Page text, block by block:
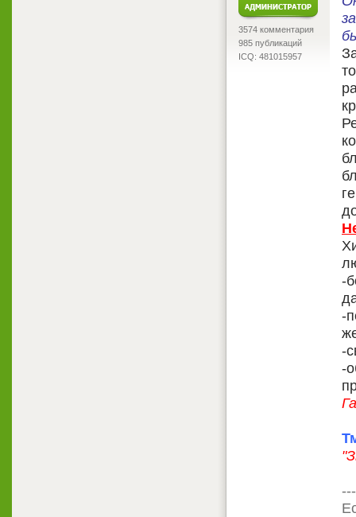
3574 комментария
985 публикаций
ICQ: 481015957
-
-
-
-